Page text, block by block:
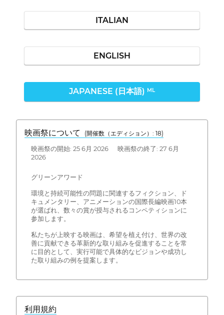
ITALIAN
ENGLISH
JAPANESE (日本語) ML
映画祭について (開催数（エディション）: 18)
映画祭の開始: 25 6月 2026 映画祭の終了: 27 6月
2026
グリーンアワード
環境と持続可能性の問題に関連するフィクション、ド
キュメンタリー、アニメーションの国際長編映画10本
が選ばれ、数々の賞が授与されるコンペティションに
参加します。
私たちが上映する映画は、希望を植え付け、世界の改
善に貢献できる革新的な取り組みを促進することを常
に目的として、実行可能で具体的なビジョンや成功し
た取り組みの例を提案します。
利用規約